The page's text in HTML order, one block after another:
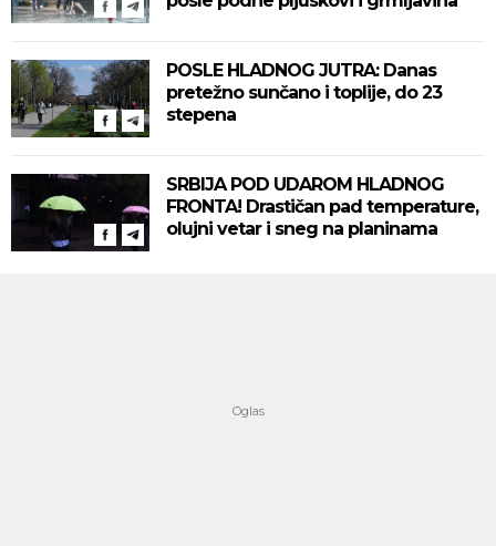
POSLE HLADNOG JUTRA: Danas
pretežno sunčano i toplije, do 23
stepena
SRBIJA POD UDAROM HLADNOG
FRONTA! Drastičan pad temperature,
olujni vetar i sneg na planinama